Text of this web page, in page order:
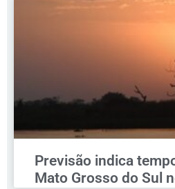
Previsão indica
Mato Grosso do Sul